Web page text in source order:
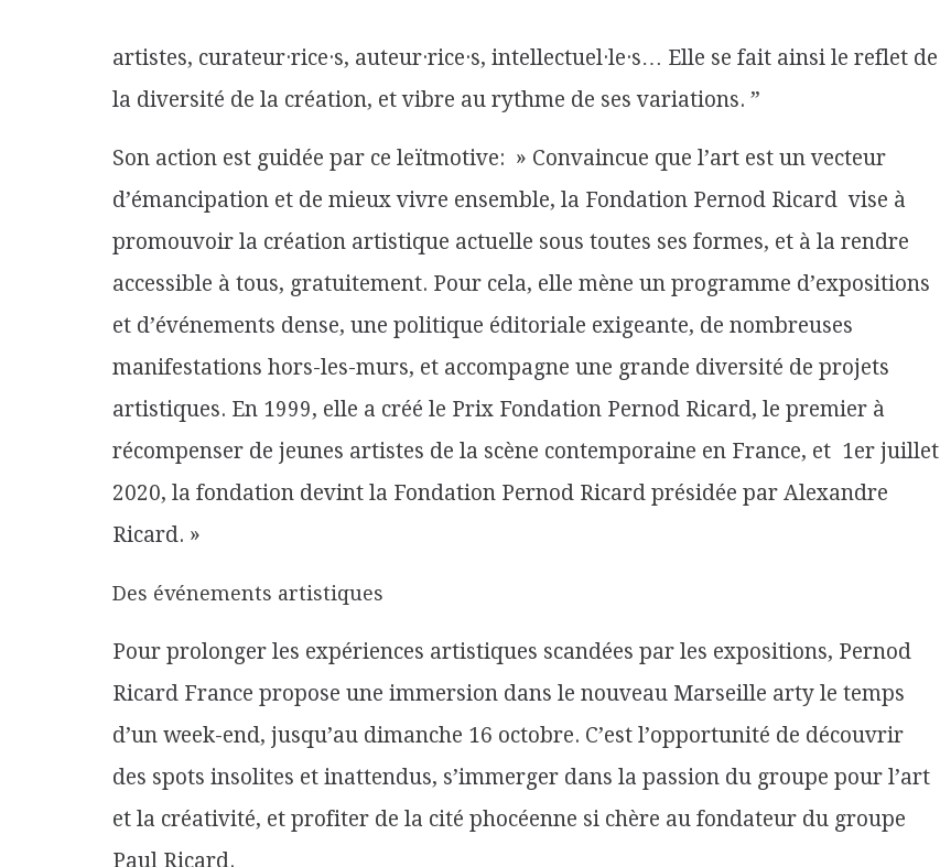
artistes, curateur·rice·s, auteur·rice·s, intellectuel·le·s… Elle se fait ainsi le reflet de
la diversité de la création, et vibre au rythme de ses variations. ”
Son action est guidée par ce leïtmotive: » Convaincue que l’art est un vecteur
d’émancipation et de mieux vivre ensemble, la Fondation Pernod Ricard vise à
promouvoir la création artistique actuelle sous toutes ses formes, et à la rendre
accessible à tous, gratuitement. Pour cela, elle mène un programme d’expositions
et d’événements dense, une politique éditoriale exigeante, de nombreuses
manifestations hors-les-murs, et accompagne une grande diversité de projets
artistiques. En 1999, elle a créé le Prix Fondation Pernod Ricard, le premier à
récompenser de jeunes artistes de la scène contemporaine en France, et 1er juillet
2020, la fondation devint la Fondation Pernod Ricard présidée par Alexandre
Ricard. »
Des événements artistiques
Pour prolonger les expériences artistiques scandées par les expositions, Pernod
Ricard France propose une immersion dans le nouveau Marseille arty le temps
d’un week-end, jusqu’au dimanche 16 octobre. C’est l’opportunité de découvrir
des spots insolites et inattendus, s’immerger dans la passion du groupe pour l’art
et la créativité, et profiter de la cité phocéenne si chère au fondateur du groupe
Paul Ricard.